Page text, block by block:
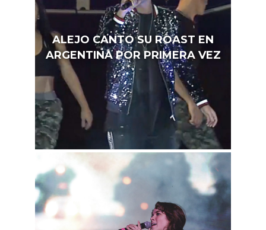
ALEJO CANTO SU ROAST EN
ARGENTINA POR PRIMERA VEZ